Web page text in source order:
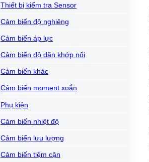
Thiết bị kiểm tra Sensor
Cảm biến độ nghiêng
Cảm biến áp lực
Cảm biến độ dãn khớp nối
Cảm biến khác
Cảm biến moment xoắn
Phụ kiện
Cảm biến nhiệt độ
Cảm biến lưu lượng
Cảm biến tiệm cận